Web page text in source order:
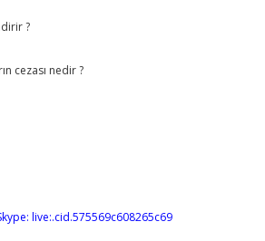
?
cezası nedir ?
live:.cid.575569c608265c69